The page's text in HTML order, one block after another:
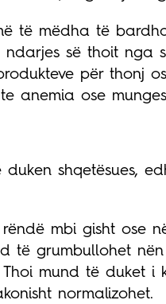
të mëdha të
ndarjes së thoit nga
për thonj
anemia ose
shqetësues,
mbi gisht ose
të grumbullohet
Thoi mund të duket i
normalizohet.